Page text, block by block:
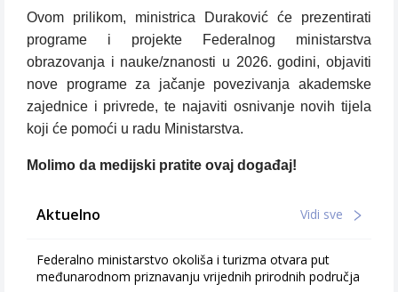
Ovom prilikom, ministrica Duraković će prezentirati
programe i projekte Federalnog ministarstva
obrazovanja i nauke/znanosti u 2026. godini, objaviti
nove programe za jačanje povezivanja akademske
zajednice i privrede, te najaviti osnivanje novih tijela
koji će pomoći u radu Ministarstva.
Molimo da medijski pratite ovaj događaj!
Aktuelno Vidi sve
Federalno ministarstvo okoliša i turizma otvara put
međunarodnom priznavanju vrijednih prirodnih područja